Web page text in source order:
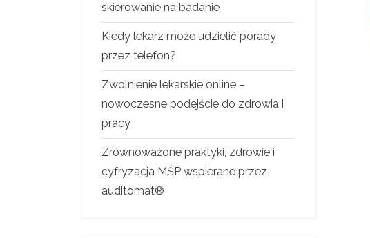
skierowanie na badanie
Kiedy lekarz może udzielić porady
przez telefon?
Zwolnienie lekarskie online –
nowoczesne podejście do zdrowia i
pracy
Zrównoważone praktyki, zdrowie i
cyfryzacja MŚP wspierane przez
auditomat®